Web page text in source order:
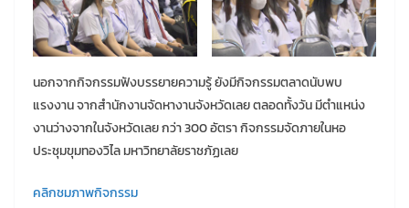
นอกจากกิจกรรมฟังบรรยายความรู้ ยังมีกิจกรรมตลาดนับพบ
แรงงาน จากสำนักงานจัดหางานจังหวัดเลย ตลอดทั้งวัน มีตำแหน่ง
งานว่างจากในจังหวัดเลย กว่า 300 อัตรา กิจกรรมจัดภายในหอ
ประชุมขุมทองวิไล มหาวิทยาลัยราชภัฏเลย
คลิกชมภาพกิจกรรม